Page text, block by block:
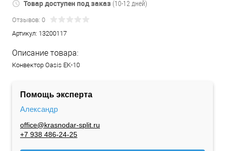
Товар доступен под заказ (10-12 дней)
Отзывов: 0
Артикул: 13200117
Описание товара:
Конвектор Oasis EK-10
Помощь эксперта
Александр
office@krasnodar-split.ru
+7 938 486-24-25